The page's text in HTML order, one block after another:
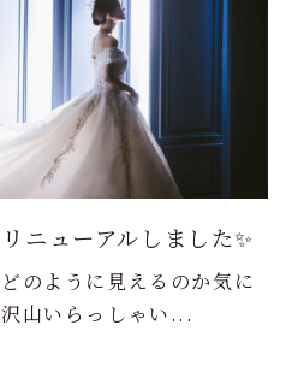
ニューアルしました✨
のように見えるのか気に
山いらっしゃい...